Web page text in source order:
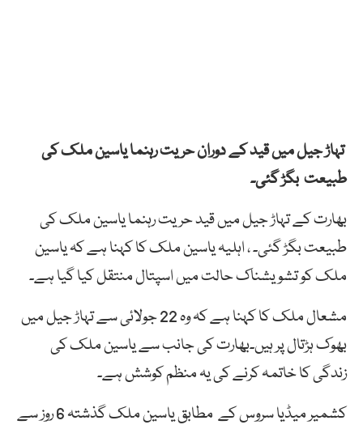
تہاڑ جیل میں قید کے دوران حریت رہنما یاسین ملک کی
طبیعت بگڑ گئی۔
بھارت کے تہاڑ جیل میں قید حریت رہنما یاسین ملک کی
طبیعت بگڑ گئی۔ ، اہلیہ یاسین ملک کا کہنا ہے کہ یاسین
ملک کو تشویشناک حالت میں اسپتال منتقل کیا گیا ہے۔
مشعال ملک کا کہنا ہے کہ وہ 22 جولائی سے تہاڑ جیل میں
بھوک ہڑتال پر ہیں۔بھارت کی جانب سے یاسین ملک کی
زندگی کا خاتمہ کرنے کی یہ منظم کوشش ہے۔
کشمیر میڈیا سروس کے مطابق یاسین ملک گذشتہ 6 روز سے